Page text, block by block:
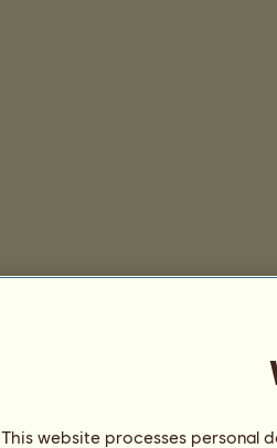
This website processes personal